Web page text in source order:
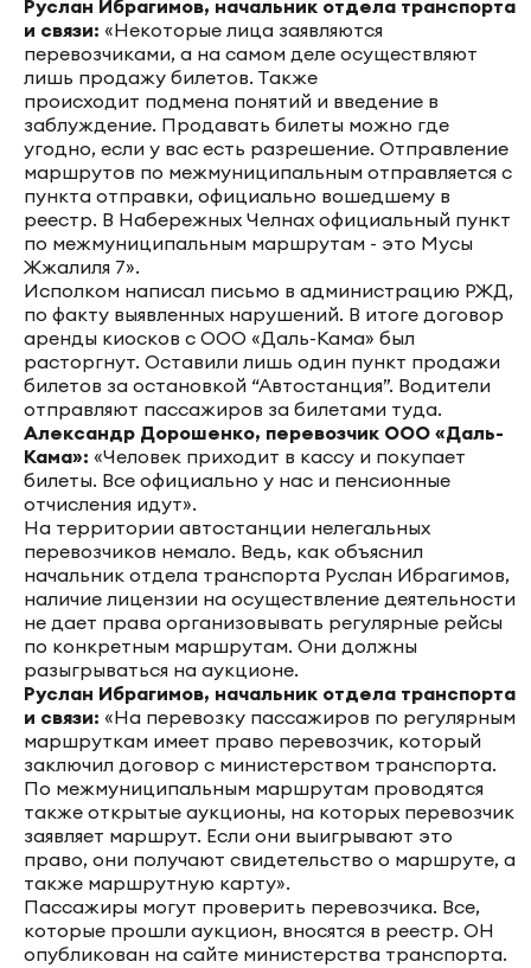
Руслан Ибрагимов, начальник отдела транспорта
и связи: «Некоторые лица заявляются
перевозчиками, а на самом деле осуществляют
лишь продажу билетов. Также
происходит подмена понятий и введение в
заблуждение. Продавать билеты можно где
угодно, если у вас есть разрешение. Отправление
маршрутов по межмуниципальным отправляется с
пункта отправки, официально вошедшему в
реестр. В Набережных Челнах официальный пункт
по межмуниципальным маршрутам - это Мусы
Жжалиля 7».
Исполком написал письмо в администрацию РЖД,
по факту выявленных нарушений. В итоге договор
аренды киосков с ООО «Даль-Кама» был
расторгнут. Оставили лишь один пункт продажи
билетов за остановкой “Автостанция”. Водители
отправляют пассажиров за билетами туда.
Александр Дорошенко, перевозчик ООО «Даль-
Кама»: «Человек приходит в кассу и покупает
билеты. Все официально у нас и пенсионные
отчисления идут».
На территории автостанции нелегальных
перевозчиков немало. Ведь, как объяснил
начальник отдела транспорта Руслан Ибрагимов,
наличие лицензии на осуществление деятельности
не дает права организовывать регулярные рейсы
по конкретным маршрутам. Они должны
разыгрываться на аукционе.
Руслан Ибрагимов, начальник отдела транспорта
и связи: «На перевозку пассажиров по регулярным
маршруткам имеет право перевозчик, который
заключил договор с министерством транспорта.
По межмуниципальным маршрутам проводятся
также открытые аукционы, на которых перевозчик
заявляет маршрут. Если они выигрывают это
право, они получают свидетельство о маршруте, а
также маршрутную карту».
Пассажиры могут проверить перевозчика. Все,
которые прошли аукцион, вносятся в реестр. ОН
опубликован на сайте министерства транспорта.